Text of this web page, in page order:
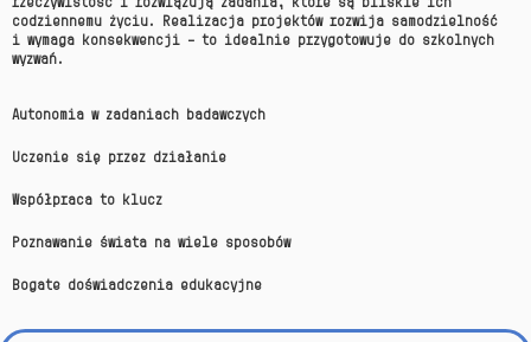
rzeczywistość i rozwiązują zadania, które są bliskie ich
codziennemu życiu. Realizacja projektów rozwija samodzielność
i wymaga konsekwencji – to idealnie przygotowuje do szkolnych
wyzwań.
Autonomia w zadaniach badawczych
Uczenie się przez działanie
Współpraca to klucz
Poznawanie świata na wiele sposobów
Bogate doświadczenia edukacyjne